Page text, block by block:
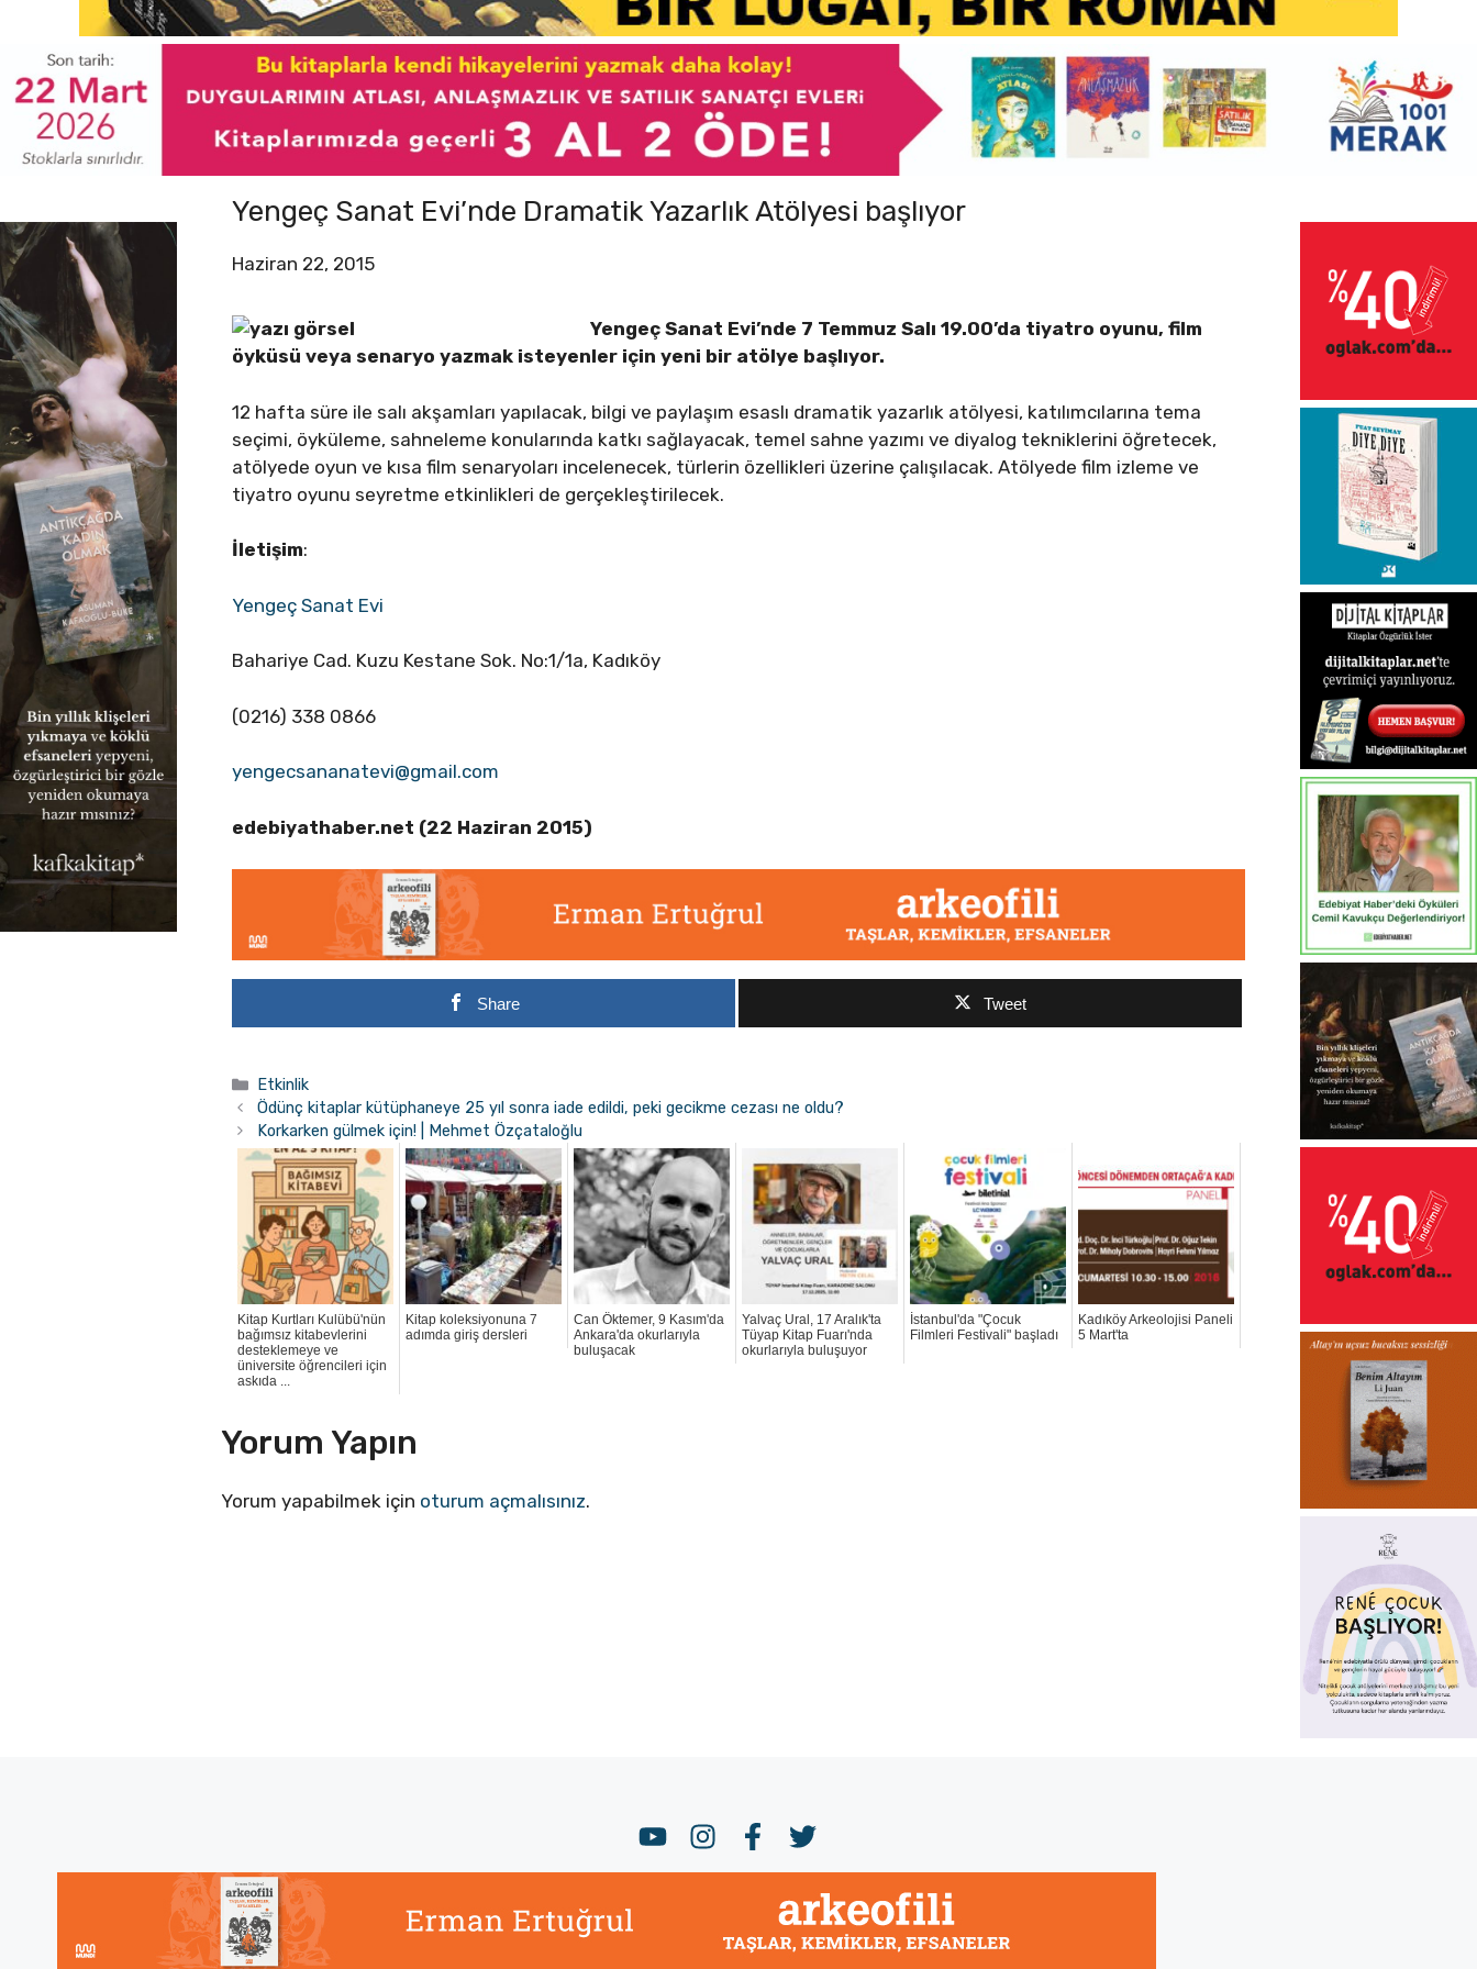
Yengeç Sanat Evi’nde Dramatik Yazarlık Atölyesi başlıyor
Haziran 22, 2015
Yengeç Sanat Evi’nde 7 Temmuz Salı 19.00’da tiyatro oyunu, film
öyküsü veya senaryo yazmak isteyenler için yeni bir atölye başlıyor.
12 hafta süre ile salı akşamları yapılacak, bilgi ve paylaşım esaslı dramatik yazarlık atölyesi, katılımcılarına tema
seçimi, öyküleme, sahneleme konularında katkı sağlayacak, temel sahne yazımı ve diyalog tekniklerini öğretecek,
atölyede oyun ve kısa film senaryoları incelenecek, türlerin özellikleri üzerine çalışılacak. Atölyede film izleme ve
tiyatro oyunu seyretme etkinlikleri de gerçekleştirilecek.
İletişim:
Yengeç Sanat Evi
Bahariye Cad. Kuzu Kestane Sok. No:1/1a, Kadıköy
(0216) 338 0866
yengecsananatevi@gmail.com
edebiyathaber.net (22 Haziran 2015)
Share Tweet
Kategoriler
Etkinlik
Ödünç kitaplar kütüphaneye 25 yıl sonra iade edildi, peki gecikme cezası ne oldu?
Korkarken gülmek için! | Mehmet Özçataloğlu
Kitap Kurtları Kulübü'nün
bağımsız kitabevlerini
desteklemeye ve
üniversite öğrencileri için
askıda ...
Kitap koleksiyonuna 7
adımda giriş dersleri
Can Öktemer, 9 Kasım'da
Ankara'da okurlarıyla
buluşacak
Yalvaç Ural, 17 Aralık'ta
Tüyap Kitap Fuarı'nda
okurlarıyla buluşuyor
İstanbul'da "Çocuk
Filmleri Festivali" başladı
Kadıköy Arkeolojisi Paneli
5 Mart'ta
Yorum Yapın
Yorum yapabilmek için oturum açmalısınız.